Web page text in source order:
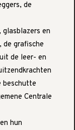
de
en
de grafische
de leer- en
beschutte
Centrale
hun